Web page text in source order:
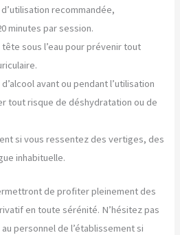
recommandée,
minutes par session.
sous l’eau pour prévenir tout
avant ou pendant l’utilisation
tout risque de déshydratation ou de
si vous ressentez des vertiges, des
inhabituelle.
de profiter pleinement des
en toute sérénité. N’hésitez pas
personnel de l’établissement si